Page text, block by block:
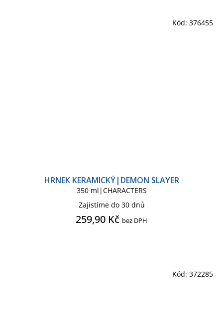
HRNEK KERAMICKÝ|DEMON SLAYER
350 ml|CHARACTERS
Zajistíme do 30 dnů
259,90 Kč bez DPH
Kód: 376455
Kód: 372285